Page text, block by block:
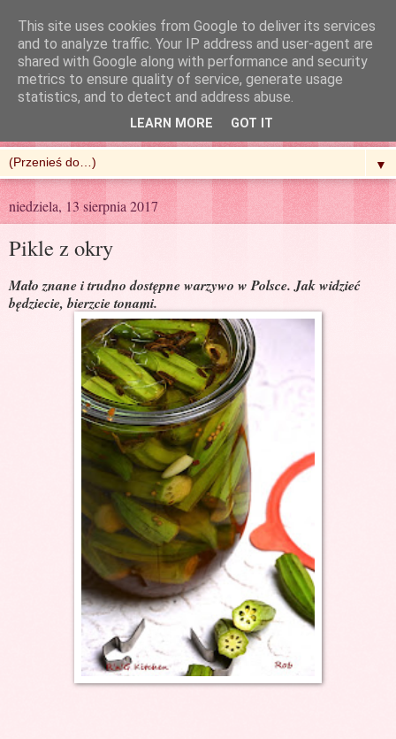
R'n'G Kitchen
▼
niedziela, 13 sierpnia 2017
Pikle z okry
Mało znane i trudno dostępne warzywo w Polsce. Jak widzieć
będziecie, bierzcie tonami.
This site uses cookies from Google to deliver its services
and to analyze traffic. Your IP address and user-agent are
shared with Google along with performance and security
metrics to ensure quality of service, generate usage
statistics, and to detect and address abuse.
LEARN MORE GOT IT